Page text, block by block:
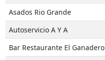
Asados Rio Grande
Autoservicio A Y A
Bar Restaurante El Ganadero